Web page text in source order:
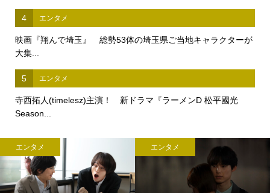
4 エンタメ
映画『翔んで埼玉』 総勢53体の埼玉県ご当地キャラクターが
大集...
5 エンタメ
寺西拓人(timelesz)主演！ 新ドラマ『ラーメンD 松平國光
Season...
エンタメ エンタメ